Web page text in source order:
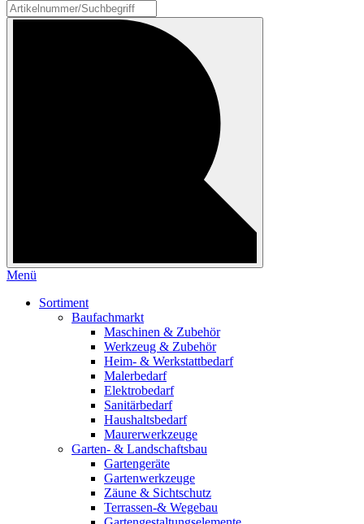
Menü
Sortiment
Baufachmarkt
Maschinen & Zubehör
Werkzeug & Zubehör
Heim- & Werkstattbedarf
Malerbedarf
Elektrobedarf
Sanitärbedarf
Haushaltsbedarf
Maurerwerkzeuge
Garten- & Landschaftsbau
Gartengeräte
Gartenwerkzeuge
Zäune & Sichtschutz
Terrassen-& Wegebau